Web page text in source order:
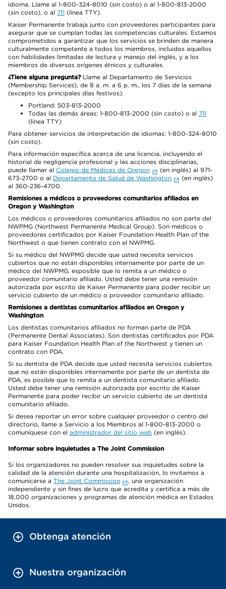
idioma. Llame al 1-800-324-8010 (sin costo) o al 1-800-813-2000
(sin costo), o al 711 (línea TTY).
Kaiser Permanente trabaja junto con proveedores participantes para
asegurar que se cumplan todas las competencias culturales. Estamos
comprometidos a garantizar que los servicios se brinden de manera
culturalmente competente a todos los miembros, incluidos aquellos
con habilidades limitadas de lectura y manejo del inglés, y a los
miembros de diversos orígenes étnicos y culturales.
¿Tiene alguna pregunta?Llame al Departamento de Servicios
(Membership Services), de 8 a. m. a 6 p. m., los 7 días de la semana
(excepto los principales días festivos).
Portland: 503-813-2000
Todas las demás áreas: 1-800-813-2000 (sin costo) o al 711
(línea TTY)
Para obtener servicios de interpretación de idiomas: 1-800-324-8010
(sin costo).
Para información específica acerca de una licencia, incluyendo el
historial de negligencia profesional y las acciones disciplinarias,
puede llamar al Colegio de Médicos de Oregon
(en inglés) al 971-
673-2700 o al Departamento de Salud de Washington
(en inglés)
al 360-236-4700.
Remisiones a médicos o proveedores comunitarios afiliados en
Oregon y Washington
Los médicos o proveedores comunitarios afiliados no son parte del
NWPMG (Northwest Permanente Medical Group). Son médicos o
proveedores certificados por Kaiser Foundation Health Plan of the
Northwest o que tienen contrato con el NWPMG.
Si su médico del NWPMG decide que usted necesita servicios
cubiertos que no están disponibles internamente por parte de un
médico del NWPMG, esposible que lo remita a un médico o
proveedor comunitario afiliado. Usted debe tener una remisión
autorizada por escrito de Kaiser Permanente para poder recibir un
servicio cubierto de un médico o proveedor comunitario afiliado.
Remisiones a dentistas comunitarios afiliados en Oregon y
Washington
Los dentistas comunitarios afiliados no forman parte de PDA
(Permanente Dental Associates). Son dentistas certificados por PDA
para Kaiser Foundation Health Plan of the Northwest y tienen un
contrato con PDA.
Si su dentista de PDA decide que usted necesita servicios cubiertos
que no están disponibles internamente por parte de un dentista de
PDA, es posible que lo remita a un dentista comunitario afiliado.
Usted debe tener una remisión autorizada por escrito de Kaiser
Permanente para poder recibir un servicio cubierto de un dentista
comunitario afiliado.
Si desea reportar un error sobre cualquier proveedor o centro del
directorio, llame a Servicio a los Miembros al 1-800-813-2000 o
comuníquese con el administrador del sitio web (en inglés).
Informar sobre inquietudes a The Joint Commission
Si los organizadores no pueden resolver sus inquietudes sobre la
calidad de la atención durante una hospitalización, lo invitamos a
comunicarse a The Joint Commission
, una organización
independiente y sin fines de lucro que acredita y certifica a más de
18,000 organizaciones y programas de atención médica en Estados
Unidos.
Obtenga atención
Nuestra organización